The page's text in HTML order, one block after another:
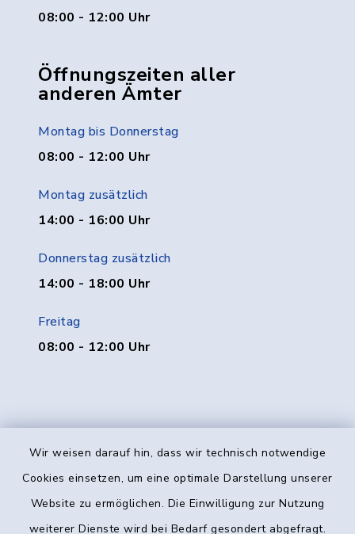
Wir weisen darauf hin, dass wir technisch notwendige
Cookies einsetzen, um eine optimale Darstellung unserer
Website zu ermöglichen. Die Einwilligung zur Nutzung
weiterer Dienste wird bei Bedarf gesondert abgefragt.
08:00 - 12:00 Uhr
Öffnungszeiten aller
anderen Ämter
Montag bis Donnerstag
08:00 - 12:00 Uhr
Montag zusätzlich
14:00 - 16:00 Uhr
Donnerstag zusätzlich
14:00 - 18:00 Uhr
Freitag
08:00 - 12:00 Uhr
Kontakt